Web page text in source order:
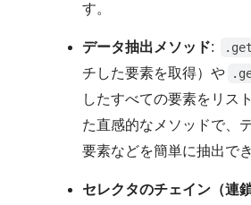
す。
データ抽出メソッド:
チした要素を取得）や
したすべての要素をリス
た直感的なメソッドで、
要素などを簡単に抽出でき
セレクタのチェイン（連鎖